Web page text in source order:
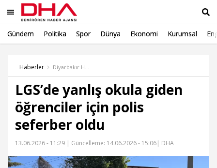
Gündem Politika Spor Dünya Ekonomi Kurumsal
Haberler
LGS’de yanlış okula giden
öğrenciler için polis
seferber oldu
13.06.2026 - 11:29 | Güncelleme: 14.06.2026 - 15:06| DHA